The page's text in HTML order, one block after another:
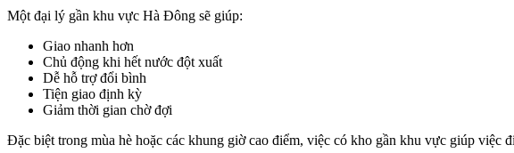
Một đại lý gần khu vực Hà Đông sẽ giúp:
Giao nhanh hơn
Chủ động khi hết nước đột xuất
Dễ hỗ trợ đổi bình
Tiện giao định kỳ
Giảm thời gian chờ đợi
Đặc biệt trong mùa hè hoặc các khung giờ cao điểm, việc có kho gần khu vực giúp việc